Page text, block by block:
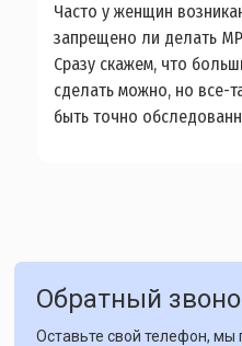
Часто у женщин
запрещено ли делать
Сразу скажем, что
сделать можно, но все-
быть точно
Обратный
Оставьте свой телефон, мы